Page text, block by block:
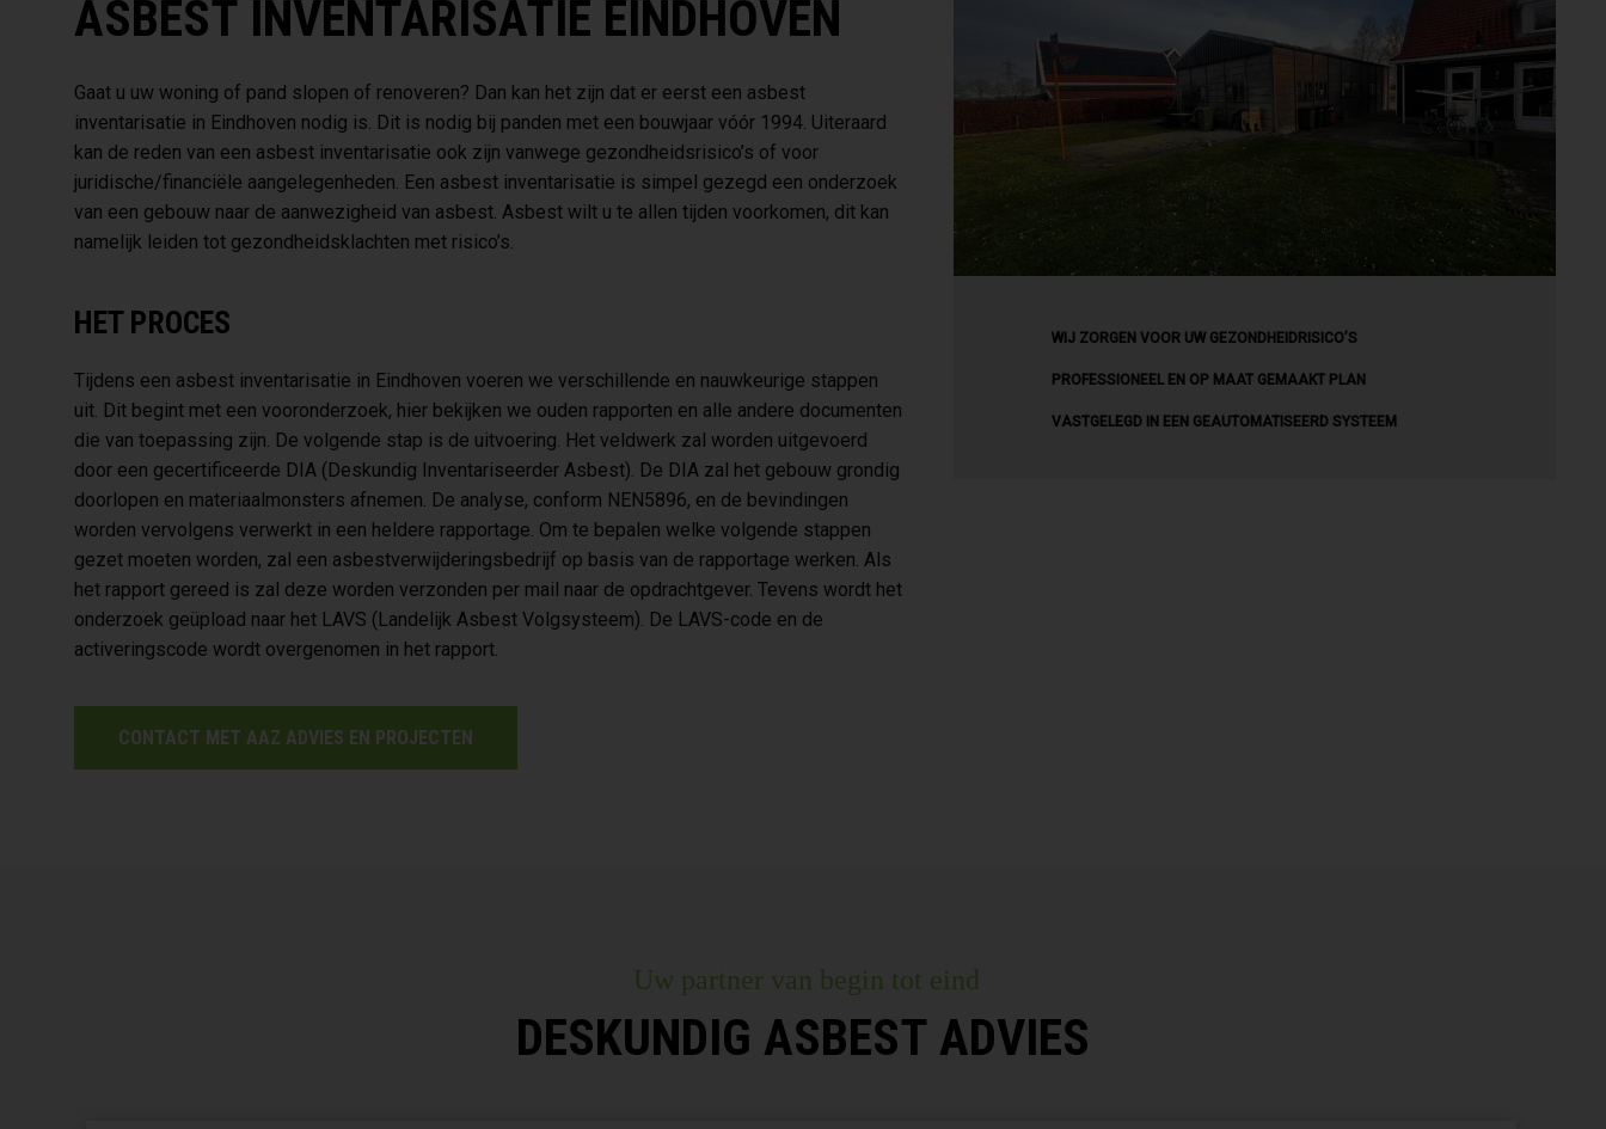
ASBEST INVENTARISATIE EINDHOVEN
Gaat u uw woning of pand slopen of renoveren? Dan kan het zijn dat er eerst een asbest
inventarisatie in Eindhoven nodig is. Dit is nodig bij panden met een bouwjaar vóór 1994. Uiteraard
kan de reden van een asbest inventarisatie ook zijn vanwege gezondheidsrisico’s of voor
juridische/financiële aangelegenheden. Een asbest inventarisatie is simpel gezegd een onderzoek
van een gebouw naar de aanwezigheid van asbest. Asbest wilt u te allen tijden voorkomen, dit kan
namelijk leiden tot gezondheidsklachten met risico’s.
HET PROCES
Tijdens een asbest inventarisatie in Eindhoven voeren we verschillende en nauwkeurige stappen
uit. Dit begint met een vooronderzoek, hier bekijken we ouden rapporten en alle andere documenten
die van toepassing zijn. De volgende stap is de uitvoering. Het veldwerk zal worden uitgevoerd
door een gecertificeerde DIA (Deskundig Inventariseerder Asbest). De DIA zal het gebouw grondig
doorlopen en materiaalmonsters afnemen. De analyse, conform NEN5896, en de bevindingen
worden vervolgens verwerkt in een heldere rapportage. Om te bepalen welke volgende stappen
gezet moeten worden, zal een asbestverwijderingsbedrijf op basis van de rapportage werken. Als
het rapport gereed is zal deze worden verzonden per mail naar de opdrachtgever. Tevens wordt het
onderzoek geüpload naar het LAVS (Landelijk Asbest Volgsysteem). De LAVS-code en de
activeringscode wordt overgenomen in het rapport.
CONTACT MET AAZ ADVIES EN PROJECTEN
WIJ ZORGEN VOOR UW GEZONDHEIDRISICO’S
PROFESSIONEEL EN OP MAAT GEMAAKT PLAN
VASTGELEGD IN EEN GEAUTOMATISEERD SYSTEEM
Uw partner van begin tot eind
DESKUNDIG ASBEST ADVIES